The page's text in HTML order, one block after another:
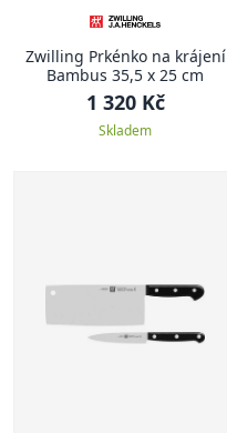
Zwilling Prkénko na krájení
Bambus 35,5 x 25 cm
1 320 Kč
Skladem